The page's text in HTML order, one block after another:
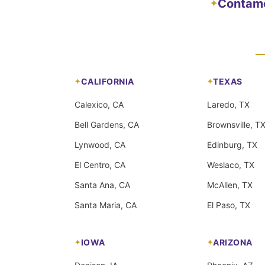
✦
CALIFORNIA
Calexico, CA
Bell Gardens, CA
Lynwood, CA
El Centro, CA
Santa Ana, CA
Santa Maria, CA
TEXAS
Laredo, TX
Brownsville, TX
Edinburg, TX
Weslaco, TX
McAllen, TX
El Paso, TX
IOWA ARIZONA